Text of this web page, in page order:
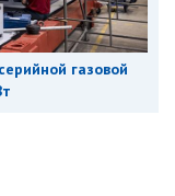
газовой